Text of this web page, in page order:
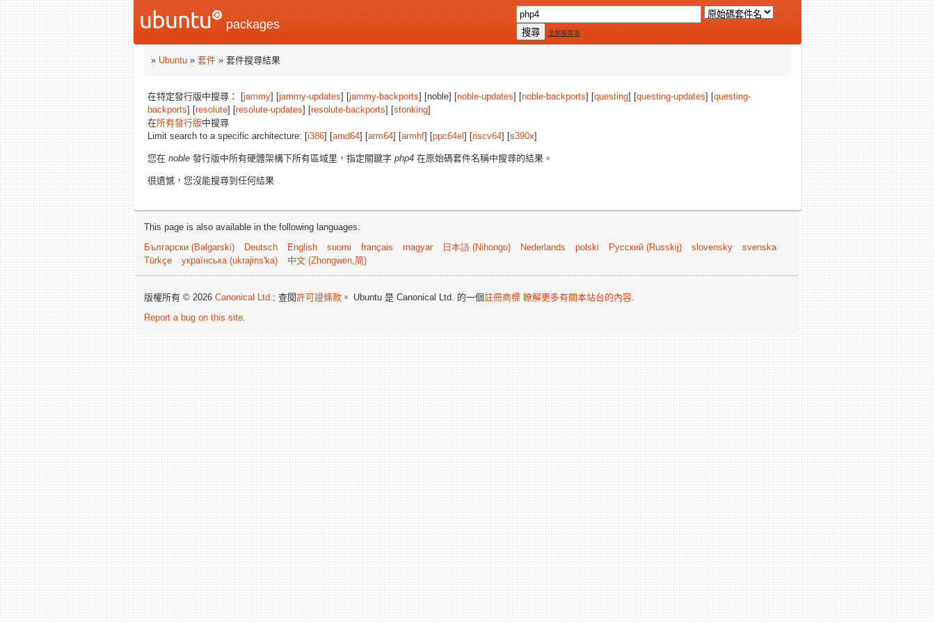
packages
全部搜尋項
» Ubuntu » 套件 » 套件搜尋結果
在特定發行版中搜尋： [jammy] [jammy-updates] [jammy-backports] [noble] [noble-updates] [noble-backports] [questing] [questing-updates] [questing-
backports] [resolute] [resolute-updates] [resolute-backports] [stonking]
在所有發行版中搜尋
Limit search to a specific architecture: [i386] [amd64] [arm64] [armhf] [ppc64el ] [riscv64] [s390x]
您在 noble 發行版中所有硬體架構下所有區域里，指定關鍵字 php4 在原始碼套件名稱中搜尋的結果。
很遺憾，您沒能搜尋到任何結果
This page is also available in the following languages:
Български (Bəlgarski)
Deutsch English suomi français magyar 日本語 (Nihongo) Nederlands polski Русский (Russkij) slovensky
svenska
Türkçe
українська (ukrajins'ka) 中文 (Zhongwen,简)
版權所有 © 2026 Canonical Ltd.; 查閱許可證條款 。 Ubuntu 是 Canonical Ltd. 的一個註冊商標 瞭解更多有關本站台的內容.
Report a bug on this site.